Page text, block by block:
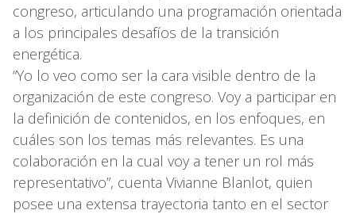
congreso, articulando una programación orientada
a los principales desafíos de la transición
energética.
“Yo lo veo como ser la cara visible dentro de la
organización de este congreso. Voy a participar en
la definición de contenidos, en los enfoques, en
cuáles son los temas más relevantes. Es una
colaboración en la cual voy a tener un rol más
representativo”, cuenta Vivianne Blanlot, quien
posee una extensa trayectoria tanto en el sector